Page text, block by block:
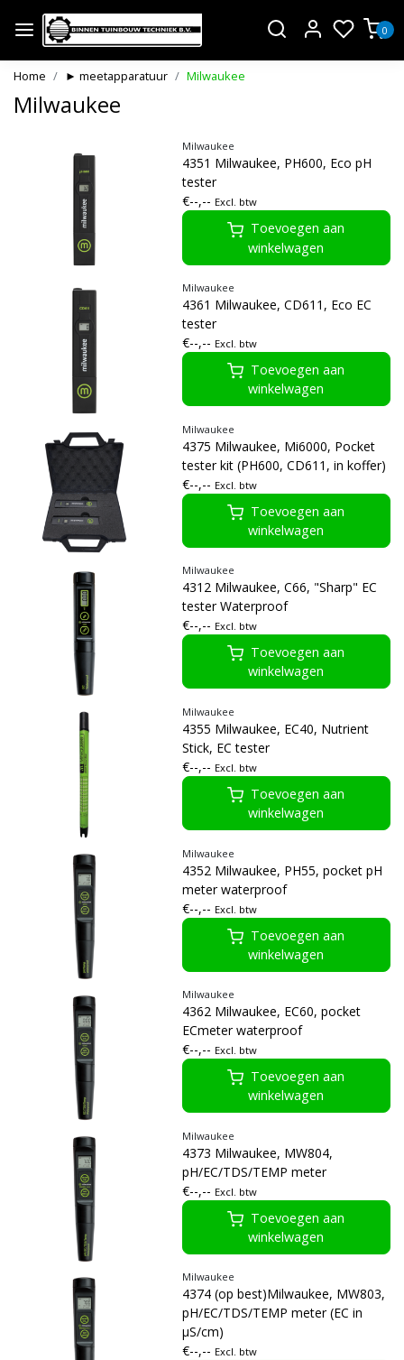
0
Home ► meetapparatuur Milwaukee
Milwaukee
Milwaukee
4351 Milwaukee, PH600, Eco pH
tester
€--,-- Excl. btw
Toevoegen aan
winkelwagen
Milwaukee
4361 Milwaukee, CD611, Eco EC
tester
€--,-- Excl. btw
Toevoegen aan
winkelwagen
Milwaukee
4375 Milwaukee, Mi6000, Pocket
tester kit (PH600, CD611, in koffer)
€--,-- Excl. btw
Toevoegen aan
winkelwagen
Milwaukee
4312 Milwaukee, C66, "Sharp" EC
tester Waterproof
€--,-- Excl. btw
Toevoegen aan
winkelwagen
Milwaukee
4355 Milwaukee, EC40, Nutrient
Stick, EC tester
€--,-- Excl. btw
Toevoegen aan
winkelwagen
Milwaukee
4352 Milwaukee, PH55, pocket pH
meter waterproof
€--,-- Excl. btw
Toevoegen aan
winkelwagen
Milwaukee
4362 Milwaukee, EC60, pocket
ECmeter waterproof
€--,-- Excl. btw
Toevoegen aan
winkelwagen
Milwaukee
4373 Milwaukee, MW804,
pH/EC/TDS/TEMP meter
€--,-- Excl. btw
Toevoegen aan
winkelwagen
Milwaukee
4374 (op best)Milwaukee, MW803,
pH/EC/TDS/TEMP meter (EC in
μS/cm)
€--,-- Excl. btw